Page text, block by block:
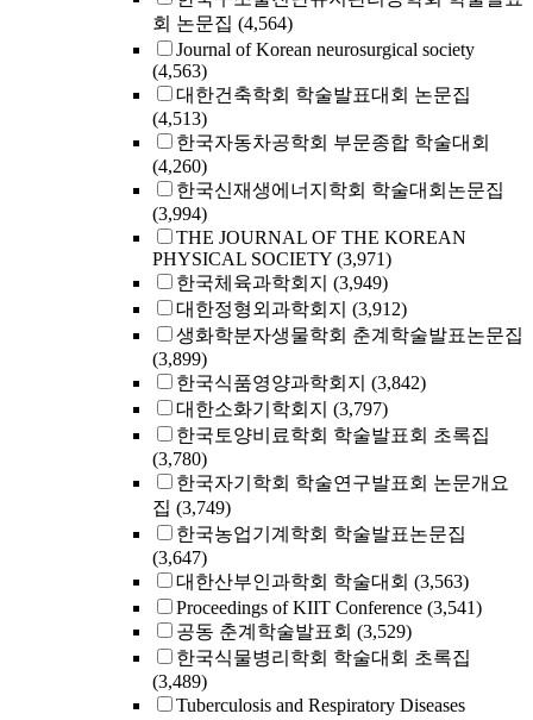
회 논문집 (4,564)
Journal of Korean neurosurgical society
(4,563)
대한건축학회 학술발표대회 논문집
(4,513)
한국자동차공학회 부문종합 학술대회
(4,260)
한국신재생에너지학회 학술대회논문집
(3,994)
THE JOURNAL OF THE KOREAN
PHYSICAL SOCIETY (3,971)
한국체육과학회지 (3,949)
대한정형외과학회지 (3,912)
생화학분자생물학회 춘계학술발표논문집
(3,899)
한국식품영양과학회지 (3,842)
대한소화기학회지 (3,797)
한국토양비료학회 학술발표회 초록집
(3,780)
한국자기학회 학술연구발표회 논문개요
집 (3,749)
한국농업기계학회 학술발표논문집
(3,647)
대한산부인과학회 학술대회 (3,563)
Proceedings of KIIT Conference (3,541)
공동 춘계학술발표회 (3,529)
한국식물병리학회 학술대회 초록집
(3,489)
Tuberculosis and Respiratory Diseases